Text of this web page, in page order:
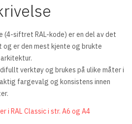
(4-siftret RAL-kode) er en del av det
er den mest kjente og brukte
verktøy og brukes på ulike måter i
fargevalg og konsistens innen
i RAL Classic i str. A6 og A4